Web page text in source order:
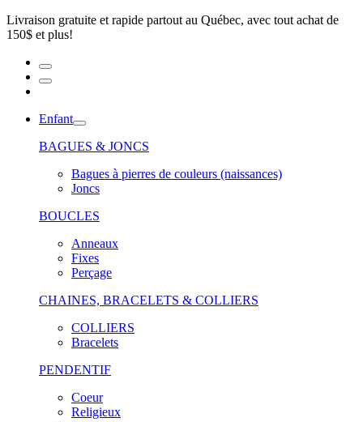
Livraison gratuite et rapide partout au Québec, avec tout achat de
150$ et plus!
Enfant
BAGUES & JONCS
Bagues à pierres de couleurs (naissances)
Joncs
BOUCLES
Anneaux
Fixes
Perçage
CHAINES, BRACELETS & COLLIERS
COLLIERS
Bracelets
PENDENTIF
Coeur
Religieux